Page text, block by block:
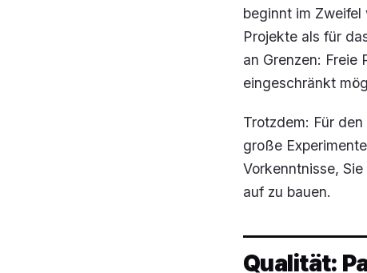
beginnt im
Projekte als für
an Grenzen: Freie
eingeschränkt
Trotzdem: Für
große
Vorkenntnisse,
auf zu bauen.
Qualität: